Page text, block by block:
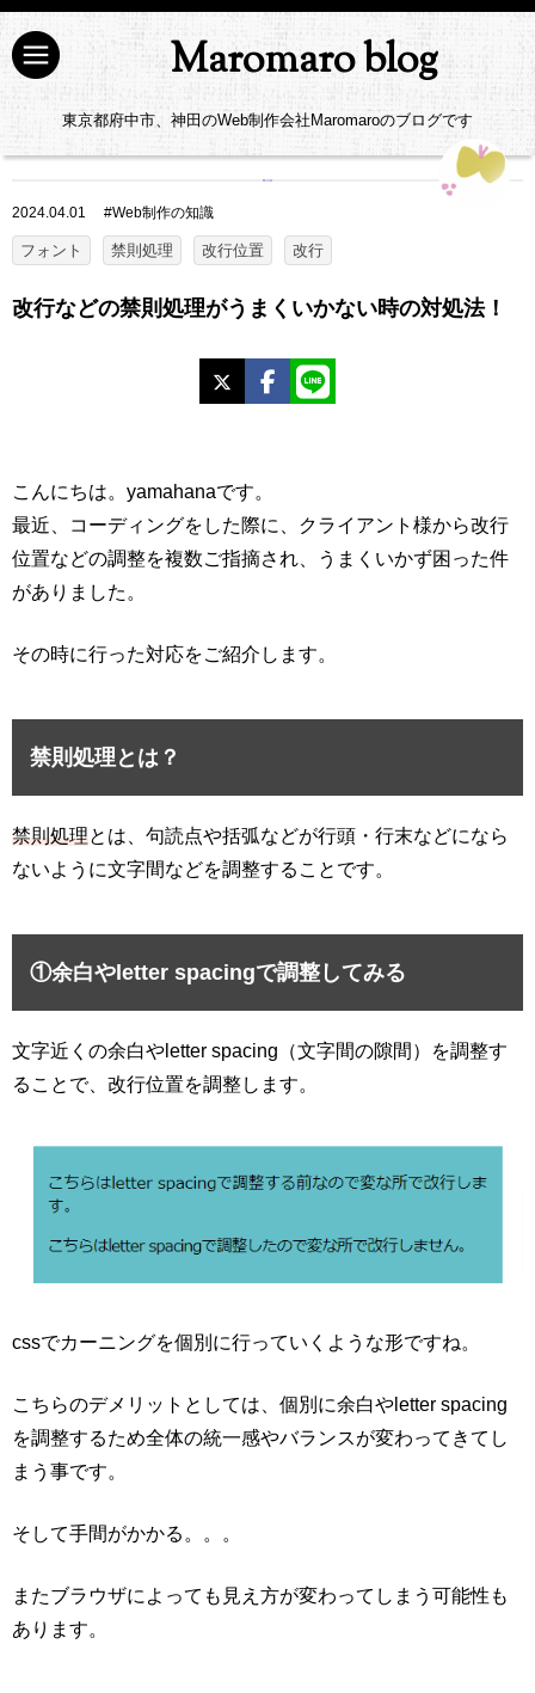
Maromaro blog
東京都府中市、神田のWeb制作会社Maromaroのブログです
2024.04.01 #Web制作の知識
フォント 禁則処理 改行位置 改行
改行などの禁則処理がうまくいかない時の対処法！
Facebook
こんにちは。yamahanaです。
最近、コーディングをした際に、クライアント様から改行
位置などの調整を複数ご指摘され、うまくいかず困った件
がありました。
その時に行った対応をご紹介します。
禁則処理とは？
禁則処理とは、句読点や括弧などが行頭・行末などになら
ないように文字間などを調整することです。
①余白やletter spacingで調整してみる
文字近くの余白やletter spacing（文字間の隙間 ）を調整す
ることで、改行位置を調整します。
cssでカーニングを個別に行っていくような形ですね。
こちらのデメリットとしては、個別に余白やletter spacing
を調整するため全体の統一感やバランスが変わってきてし
まう事です。
そして手間がかかる。。。
またブラウザによっても見え方が変わってしまう可能性も
あります。